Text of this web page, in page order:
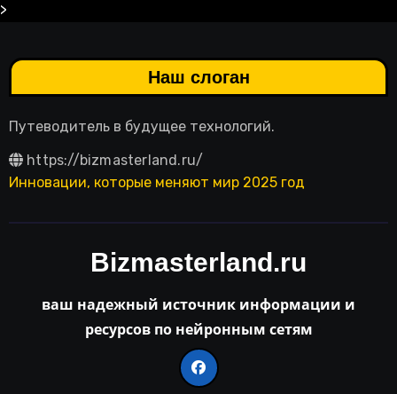
>
Наш слоган
Путеводитель в будущее технологий.
https://bizmasterland.ru/
Инновации, которые меняют мир 2025 год
Bizmasterland.ru
ваш надежный источник информации и
ресурсов по нейронным сетям